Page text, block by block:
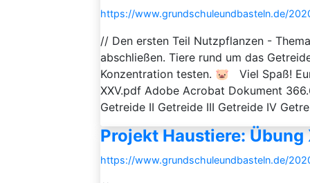
https://www.grundschuleundbasteln.de/
// Den ersten Teil Nutzpflanzen -
abschließen. Tiere rund um das
Konzentration testen. 🐷 Viel Spaß!
XXV.pdf Adobe Acrobat Dokument
Getreide II Getreide III Getreide IV
Projekt Haustiere: Übung
https://www.grundschuleundbasteln.de/